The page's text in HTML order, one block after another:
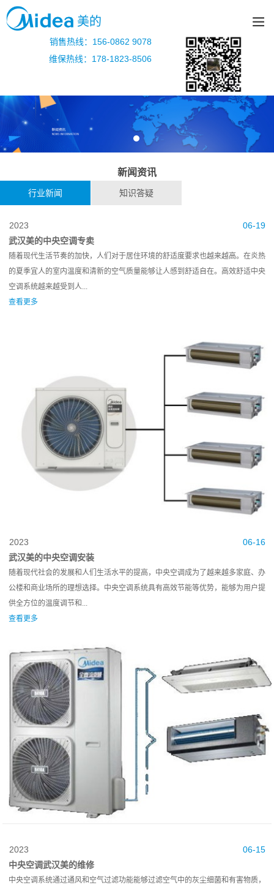
美的
销售热线：156-0862 9078
维保热线：178-1823-8506
新闻资讯
行业新闻 知识答疑
06-19
2023
武汉美的中央空调专卖
随着现代生活节奏的加快，人们对于居住环境的舒适度要求也越来越高。在炎热
的夏季宜人的室内温度和清新的空气质量能够让人感到舒适自在。高效舒适中央
空调系统越来越受到人...
查看更多
06-16
2023
武汉美的中央空调安装
随着现代社会的发展和人们生活水平的提高，中央空调成为了越来越多家庭、办
公楼和商业场所的理想选择。中央空调系统具有高效节能等优势，能够为用户提
供全方位的温度调节和...
查看更多
06-15
2023
中央空调武汉美的维修
中央空调系统通过通风和空气过滤功能能够过滤空气中的灰尘细菌和有害物质，